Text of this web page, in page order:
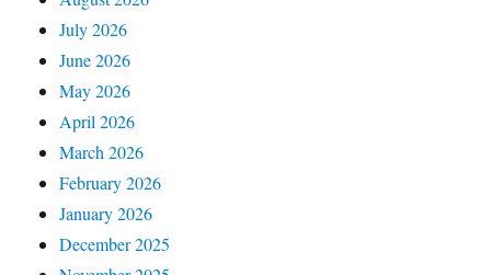
July 2026
June 2026
May 2026
April 2026
March 2026
February 2026
January 2026
December 2025